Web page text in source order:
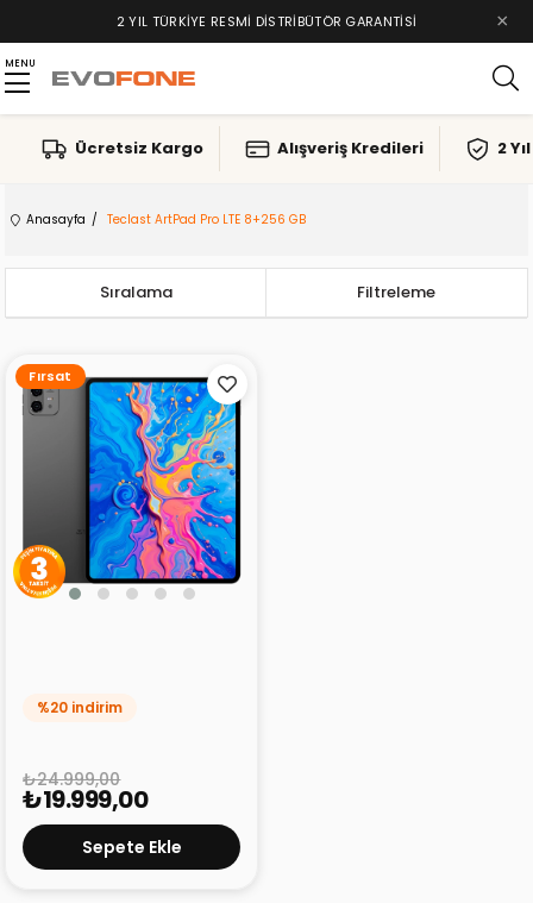
2 YIL TÜRKIYE RESMI DISTRIBÜTÖR GARANTISI ×
MENU
Ücretsiz Kargo Alışveriş Kredileri 2
Anasayfa Teclast ArtPad Pro LTE 8+256 GB
Filtreleme
Sıralama
%20 indirim
₺19.999,00
₺24.999,00
Sepete Ekle
Fırsat